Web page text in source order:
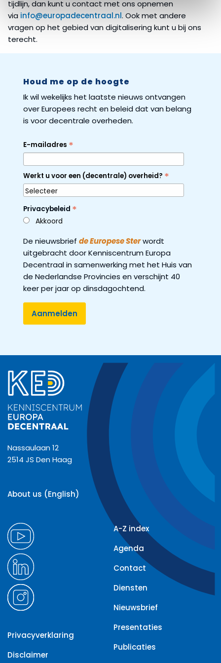
tijdlijn, dan kunt u contact met ons opnemen
via info@europadecentraal.nl. Ook met andere
vragen op het gebied van digitalisering kunt u bij ons
terecht.
Houd me op de hoogte
Ik wil wekelijks het laatste nieuws ontvangen
over Europees recht en beleid dat van belang
is voor decentrale overheden.
E-mailadres *
Werkt u voor een (decentrale) overheid? *
Privacybeleid *
Akkoord
De nieuwsbrief de Europese Sterwordt
uitgebracht door Kenniscentrum Europa
Decentraal in samenwerking met het Huis van
de Nederlandse Provincies en verschijnt 40
keer per jaar op dinsdagochtend.
Nassaulaan 12
2514 JS Den Haag
About us (English)
Privacyverklaring
Disclaimer
A-Z index
Agenda
Contact
Diensten
Nieuwsbrief
Presentaties
Publicaties